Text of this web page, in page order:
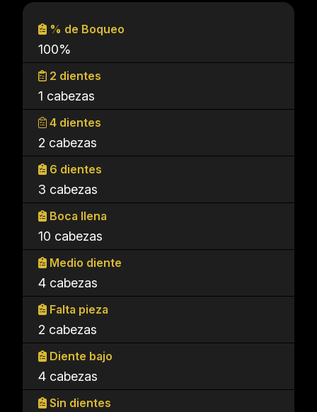
% de Boqueo
100%
2 dientes
1 cabezas
4 dientes
2 cabezas
6 dientes
3 cabezas
Boca llena
10 cabezas
Medio diente
4 cabezas
Falta pieza
2 cabezas
Diente bajo
4 cabezas
Sin dientes